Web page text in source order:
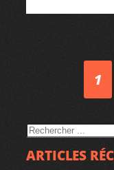
1
RECHERCHER
ARTICLES